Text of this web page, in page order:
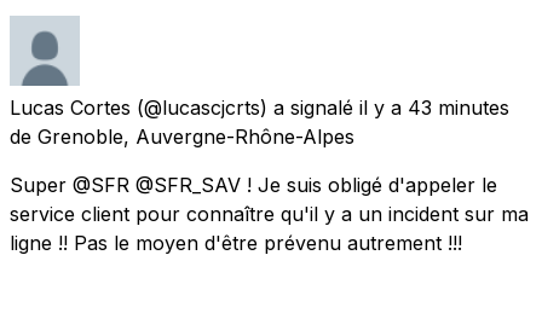
Lucas Cortes (@lucascjcrts) a signalé il y a 43 minutes
de Grenoble, Auvergne-Rhône-Alpes
Super @SFR @SFR_SAV ! Je suis obligé d'appeler le
service client pour connaître qu'il y a un incident sur ma
ligne !! Pas le moyen d'être prévenu autrement !!!